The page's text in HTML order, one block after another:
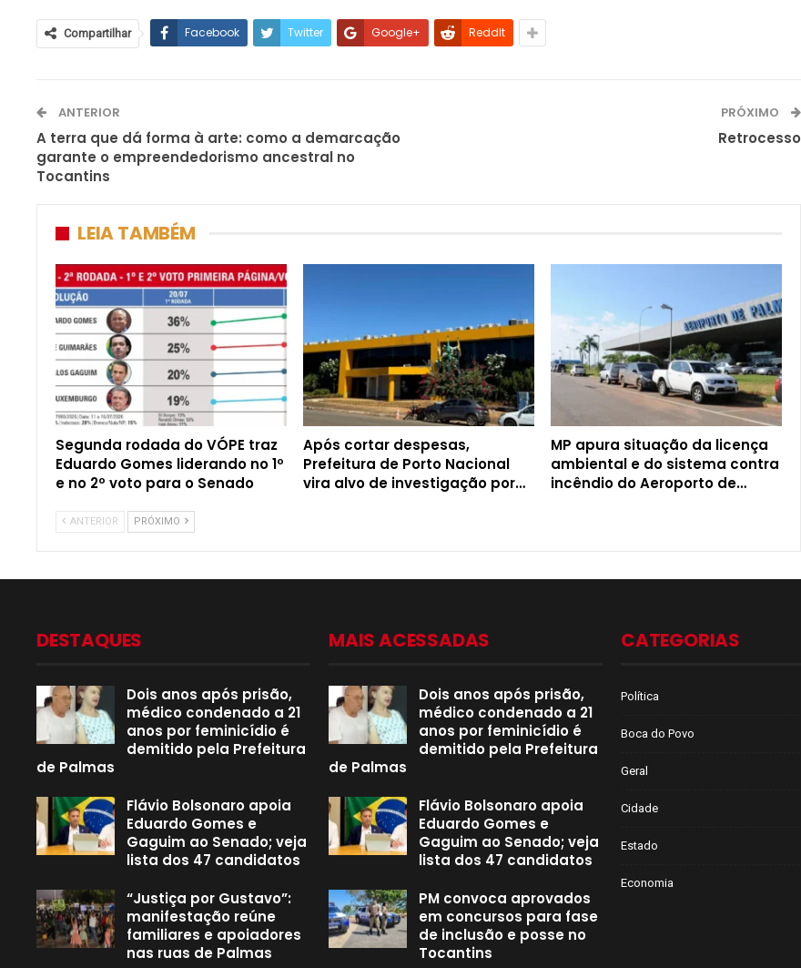
Compartilhar Facebook Twitter Google+ ReddIt
ANTERIOR
A terra que dá forma à arte: como a demarcação
garante o empreendedorismo ancestral no
Tocantins
PRÓXIMO
Retrocesso
LEIA TAMBÉM
Segunda rodada do VÓPE traz
Eduardo Gomes liderando no 1º
e no 2º voto para o Senado
Após cortar despesas,
Prefeitura de Porto Nacional
vira alvo de investigação por…
MP apura situação da licença
ambiental e do sistema contra
incêndio do Aeroporto de…
ANTERIOR PRÓXIMO
DESTAQUES
Dois anos após prisão,
médico condenado a 21
anos por feminicídio é
demitido pela Prefeitura
de Palmas
Flávio Bolsonaro apoia
Eduardo Gomes e
Gaguim ao Senado; veja
lista dos 47 candidatos
“Justiça por Gustavo”:
manifestação reúne
familiares e apoiadores
nas ruas de Palmas
MAIS ACESSADAS
Dois anos após prisão,
médico condenado a 21
anos por feminicídio é
demitido pela Prefeitura
de Palmas
Flávio Bolsonaro apoia
Eduardo Gomes e
Gaguim ao Senado; veja
lista dos 47 candidatos
PM convoca aprovados
em concursos para fase
de inclusão e posse no
Tocantins
CATEGORIAS
Política
Boca do Povo
Geral
Cidade
Estado
Economia